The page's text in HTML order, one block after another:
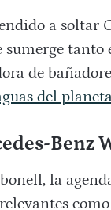
a soltar
sumerge
de
del
Benz
la
como